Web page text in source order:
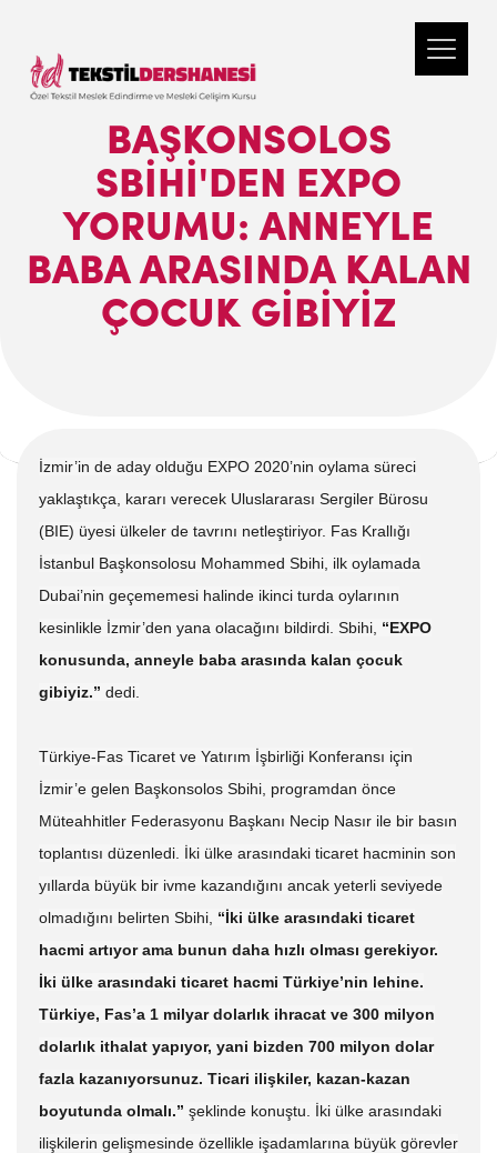
BAŞKONSOLOS
SBIHI'DEN EXPO
YORUMU: ANNEYLE
BABA ARASINDA KALAN
ÇOCUK GIBIYIZ
İzmir’in de aday olduğu EXPO 2020’nin oylama süreci
yaklaştıkça, kararı verecek Uluslararası Sergiler Bürosu
(BIE) üyesi ülkeler de tavrını netleştiriyor. Fas Krallığı
İstanbul Başkonsolosu Mohammed Sbihi, ilk oylamada
Dubai’nin geçememesi halinde ikinci turda oylarının
kesinlikle İzmir’den yana olacağını bildirdi. Sbihi, “EXPO
konusunda, anneyle baba arasında kalan çocuk
gibiyiz.” dedi.
Türkiye-Fas Ticaret ve Yatırım İşbirliği Konferansı için
İzmir’e gelen Başkonsolos Sbihi, programdan önce
Müteahhitler Federasyonu Başkanı Necip Nasır ile bir basın
toplantısı düzenledi. İki ülke arasındaki ticaret hacminin son
yıllarda büyük bir ivme kazandığını ancak yeterli seviyede
olmadığını belirten Sbihi, “İki ülke arasındaki ticaret
hacmi artıyor ama bunun daha hızlı olması gerekiyor.
İki ülke arasındaki ticaret hacmi Türkiye’nin lehine.
Türkiye, Fas’a 1 milyar dolarlık ihracat ve 300 milyon
dolarlık ithalat yapıyor, yani bizden 700 milyon dolar
fazla kazanıyorsunuz. Ticari ilişkiler, kazan-kazan
boyutunda olmalı.” şeklinde konuştu. İki ülke arasındaki
ilişkilerin gelişmesinde özellikle işadamlarına büyük görevler